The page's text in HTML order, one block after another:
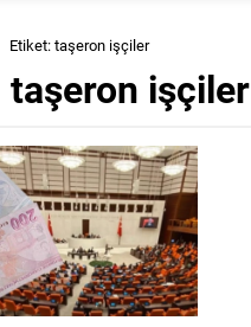
Etiket: taşeron işçiler
taşeron işçiler